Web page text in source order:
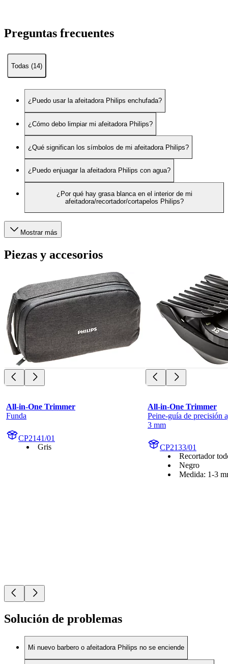
Preguntas frecuentes
Todas (14)
¿Puedo usar la afeitadora Philips enchufada?
¿Cómo debo limpiar mi afeitadora Philips?
¿Qué significan los símbolos de mi afeitadora Philips?
¿Puedo enjuagar la afeitadora Philips con agua?
¿Por qué hay grasa blanca en el interior de mi
afeitadora/recortador/cortapelos Philips?
Mostrar más
Piezas y accesorios
All-in-One Trimmer
Funda
CP2141/01
Gris
All-in-One Trimmer
Peine-guía de precisión
3 mm
CP2133/01
Recortador
Negro
Medida: 1-3
Solución de problemas
Mi nuevo barbero o afeitadora Philips no se enciende